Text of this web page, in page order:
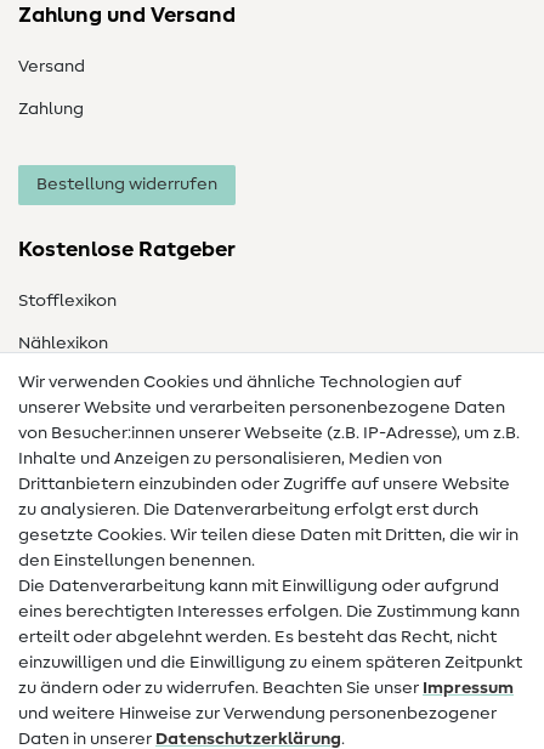
Zahlung und Versand
Versand
Zahlung
Bestellung widerrufen
Kostenlose Ratgeber
Stofflexikon
Nählexikon
Nähanleitungen
Hilfe & Kontakt
Kontakt
Infos zum Betreiberwechsel
Widerrufsrecht
Beliebt
Stoffe
Wir verwenden Cookies und ähnliche Technologien auf
unserer Website und verarbeiten personenbezogene Daten
von Besucher:innen unserer Webseite (z.B. IP-Adresse), um z.B.
Inhalte und Anzeigen zu personalisieren, Medien von
Drittanbietern einzubinden oder Zugriffe auf unsere Website
zu analysieren. Die Datenverarbeitung erfolgt erst durch
gesetzte Cookies. Wir teilen diese Daten mit Dritten, die wir in
den Einstellungen benennen.
Die Datenverarbeitung kann mit Einwilligung oder aufgrund
eines berechtigten Interesses erfolgen. Die Zustimmung kann
erteilt oder abgelehnt werden. Es besteht das Recht, nicht
einzuwilligen und die Einwilligung zu einem späteren Zeitpunkt
zu ändern oder zu widerrufen. Beachten Sie unser Impressum
und weitere Hinweise zur Verwendung personenbezogener
Daten in unserer Daten­schutz­erklärung.